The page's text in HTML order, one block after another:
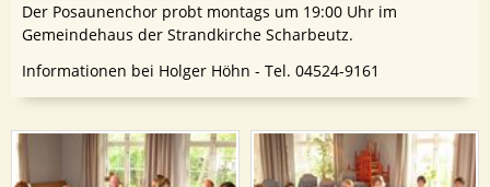
Der Posaunenchor probt montags um 19:00 Uhr im
Gemeindehaus der Strandkirche Scharbeutz.
Informationen bei Holger Höhn - Tel. 04524-9161